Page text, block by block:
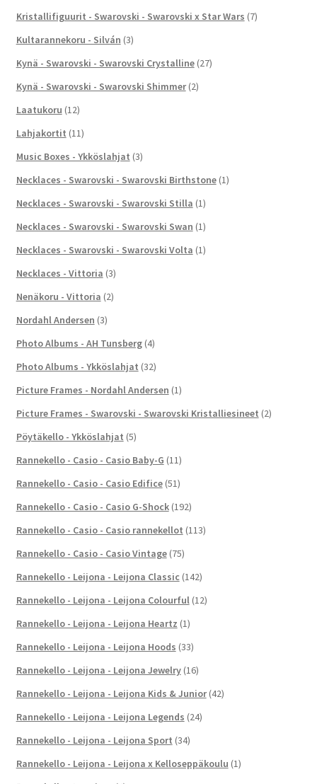
Kristallifiguurit - Swarovski - Swarovski x Star Wars (7)
Kultarannekoru - Silván (3)
Kynä - Swarovski - Swarovski Crystalline (27)
Kynä - Swarovski - Swarovski Shimmer (2)
Laatukoru (12)
Lahjakortit (11)
Music Boxes - Ykköslahjat (3)
Necklaces - Swarovski - Swarovski Birthstone (1)
Necklaces - Swarovski - Swarovski Stilla (1)
Necklaces - Swarovski - Swarovski Swan (1)
Necklaces - Swarovski - Swarovski Volta (1)
Necklaces - Vittoria (3)
Nenäkoru - Vittoria (2)
Nordahl Andersen (3)
Photo Albums - AH Tunsberg (4)
Photo Albums - Ykköslahjat (32)
Picture Frames - Nordahl Andersen (1)
Picture Frames - Swarovski - Swarovski Kristalliesineet (2)
Pöytäkello - Ykköslahjat (5)
Rannekello - Casio - Casio Baby-G (11)
Rannekello - Casio - Casio Edifice (51)
Rannekello - Casio - Casio G-Shock (192)
Rannekello - Casio - Casio rannekellot (113)
Rannekello - Casio - Casio Vintage (75)
Rannekello - Leijona - Leijona Classic (142)
Rannekello - Leijona - Leijona Colourful (12)
Rannekello - Leijona - Leijona Heartz (1)
Rannekello - Leijona - Leijona Hoods (33)
Rannekello - Leijona - Leijona Jewelry (16)
Rannekello - Leijona - Leijona Kids & Junior (42)
Rannekello - Leijona - Leijona Legends (24)
Rannekello - Leijona - Leijona Sport (34)
Rannekello - Leijona - Leijona x Kelloseppäkoulu (1)